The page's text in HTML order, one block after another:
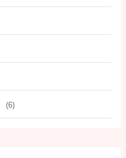
(6)